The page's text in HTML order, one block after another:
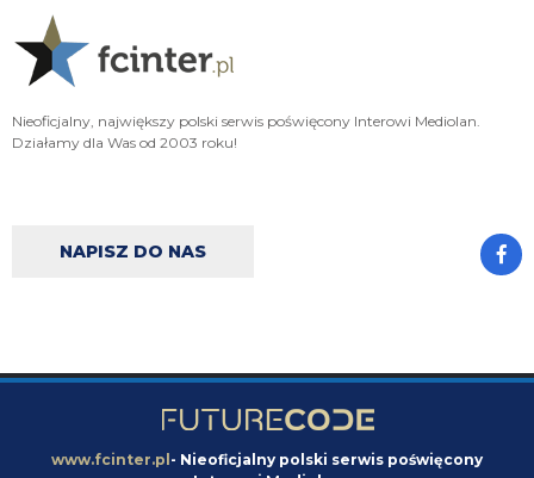
Klinsi64
o ile sytuacje z Palestrą można usprawiedliwić,Khalaili to chore wymogi
CONI tak sytuacja z Romero to kompro potężne
Strona ostatnio śmiga niczym Inter na rynku transferowym
Xucatlan 06.08.2026 17:07
bardziej chodzi o pensję. przecież nikt nie chce ryzykować zostania pavarda
nie potrafi Ałzyljo sprzedać i to jest powód całej szopki
06.08.2026 17:00
Nieoficjalny, największy polski serwis poświęcony Interowi Mediolan.
Działamy dla Was od 2003 roku!
NAPISZ DO NAS
www.fcinter.pl- Nieoficjalny polski serwis poświęcony